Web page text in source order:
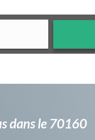
dans le 70160